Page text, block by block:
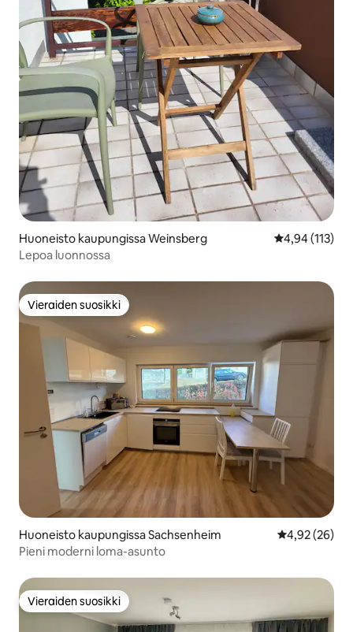
Huoneisto kaupungissa Weinsberg
4,94 (113)
Lepoa luonnossa
Vieraiden suosikki
Vieraiden suosikki
Huoneisto kaupungissa Sachsenheim
4,92 (26)
Pieni moderni loma-asunto
Vieraiden suosikki
Vieraiden suosikki